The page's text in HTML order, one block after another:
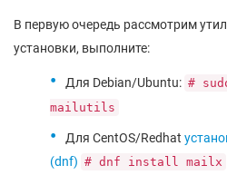
В первую очередь рассмотрим
установки, выполните:
Для Debian/Ubuntu: #
mailutils
Для CentOS/Redhat
(dnf) # dnf install mailx